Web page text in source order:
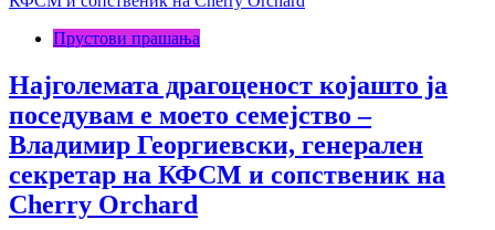
Прустови прашања
Најголемата драгоценост којашто ја
поседувам е моето семејство –
Владимир Георгиевски, генерален
секретар на КФСМ и сопственик на
Cherry Orchard